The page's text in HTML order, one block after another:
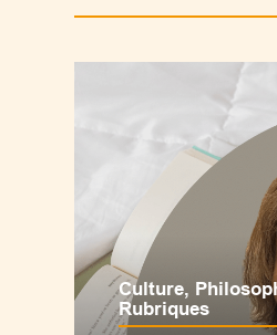
Culture,
Rubriques